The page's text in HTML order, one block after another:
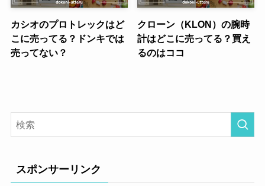
カシオのプロトレックはど
こに売ってる？ドンキでは
売ってない？
クローン（KLON）の腕時
計はどこに売ってる？買え
るのはココ
スポンサーリンク